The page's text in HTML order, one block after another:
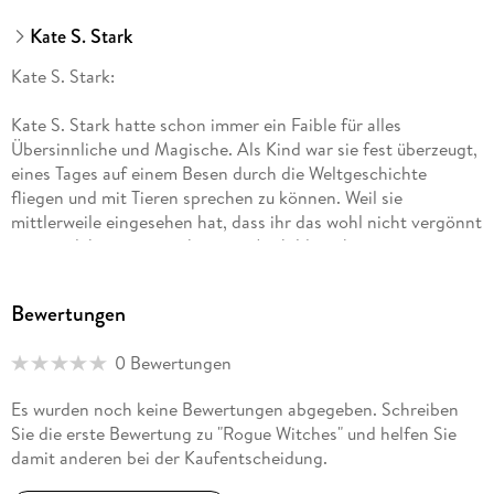
Kate S. Stark
Kate S. Stark:
Kate S. Stark hatte schon immer ein Faible für alles
Übersinnliche und Magische. Als Kind war sie fest überzeugt,
eines Tages auf einem Besen durch die Weltgeschichte
fliegen und mit Tieren sprechen zu können. Weil sie
mittlerweile eingesehen hat, dass ihr das wohl nicht vergönnt
sein wird, hat sie zunächst eine Ausbildung bei einem
nicht hexen kann, erschafft man eben Charaktere, die diese
magischer Wesen.
Aber hin und wieder darf es auch romantisch werden, wie sie
mit ihrem Verlagsdebüt Die Dunkelheit deiner Seele beweist,
das im Frühjahr 2020 erschienen ist.
Bewertungen
0 Bewertungen
Es wurden noch keine Bewertungen abgegeben. Schreiben
Sie die erste Bewertung zu "Rogue Witches" und helfen Sie
damit anderen bei der Kaufentscheidung.